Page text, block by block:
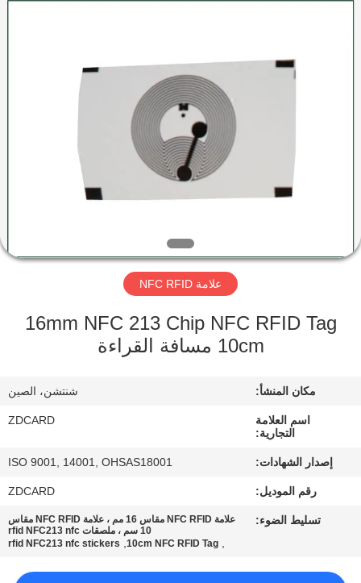
منتجات
عنا
في
مراقبة
الجودة
Shenzhen
علامة NFC RFID
16mm NFC 213 Chip NFC RFID Tag
10cm مسافة القراءة
مكان المنشأ: شنتشن، الصين
اسم العلامة
التجارية:
ZDCARD
إصدار الشهادات: ISO 9001, 14001, OHSAS18001
رقم الموديل: ZDCARD
تسليط الضوء:
علامة NFC RFID مقاس 16 مم ، علامة NFC RFID مقاس
10 سم ، ملصقات rfid NFC213 nfc
,
10cm NFC RFID Tag
,
rfid NFC213 nfc stickers